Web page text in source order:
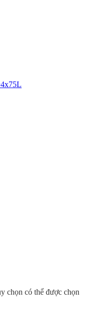
chọn có thể được chọn